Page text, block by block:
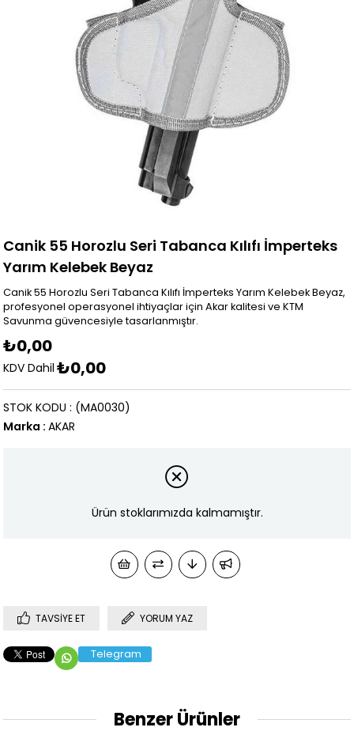
Canik 55 Horozlu Seri Tabanca Kılıfı İmperteks
Yarım Kelebek Beyaz
Canik 55 Horozlu Seri Tabanca Kılıfı İmperteks Yarım Kelebek Beyaz,
profesyonel operasyonel ihtiyaçlar için Akar kalitesi ve KTM
Savunma güvencesiyle tasarlanmıştır.
₺0,00
KDV Dahil ₺0,00
(MA0030)
STOK KODU
Marka : AKAR
Ürün stoklarımızda kalmamıştır.
TAVSIYE ET YORUM YAZ
Telegram
Benzer Ürünler